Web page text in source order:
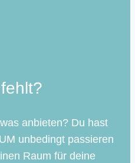
anbieten? Du hast
unbedingt passieren
Raum für deine